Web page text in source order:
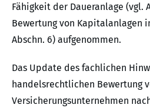
Fähigkeit der Daueranlage (vgl.
Bewertung von Kapitalanlagen
Abschn. 6) aufgenommen.
Das Update des fachlichen
handelsrechtlichen Bewertung
Versicherungsunternehmen